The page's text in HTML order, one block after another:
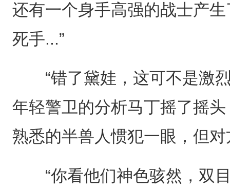
还有一个身手高强的战士产
死手...”
“错了黛娃，这可不是激烈
年轻警卫的分析马丁摇了摇
熟悉的半兽人惯犯一眼，但
“你看他们神色骇然，双目